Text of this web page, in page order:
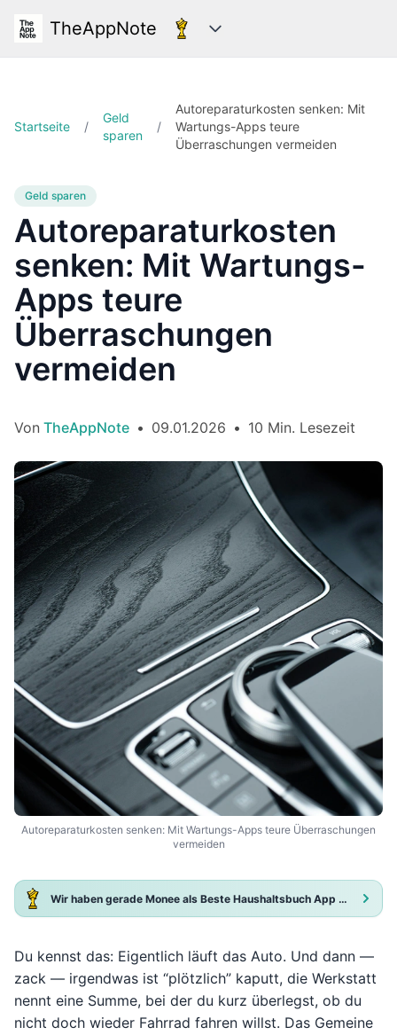
TheAppNote Kategorien
Startseite /
Geld
sparen
/
Autoreparaturkosten senken: Mit
Wartungs-Apps teure
Überraschungen vermeiden
Geld sparen
Autoreparaturkosten
senken: Mit Wartungs-
Apps teure
Überraschungen
vermeiden
Von TheAppNote • 09.01.2026 • 10 Min. Lesezeit
Autoreparaturkosten senken: Mit Wartungs-Apps teure Überraschungen
vermeiden
Wir haben gerade Monee als Beste Haushaltsbuch App 2025 ausgezeichnet!
Du kennst das: Eigentlich läuft das Auto. Und dann —
zack — irgendwas ist “plötzlich” kaputt, die Werkstatt
nennt eine Summe, bei der du kurz überlegst, ob du
nicht doch wieder Fahrrad fahren willst. Das Gemeine